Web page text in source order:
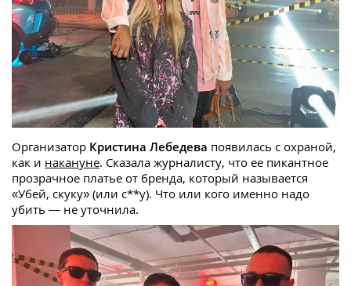
Организатор Кристина Лебедева появилась с охраной,
как и накануне. Сказала журналисту, что ее пикантное
прозрачное платье от бренда, который называется
«Убей, скуку» (или с**у). Что или кого именно надо
убить — не уточнила.